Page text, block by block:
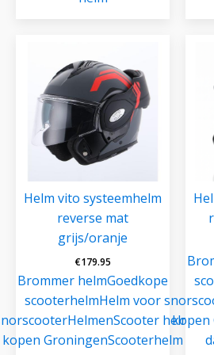
Helm vito systeemhelm
reverse mat
grijs/oranje
€179.95
Brommer helmGoedkope
scooterhelmHelm voor
HelmenScooter helm
kopen GroningenScooterhelm
kopen